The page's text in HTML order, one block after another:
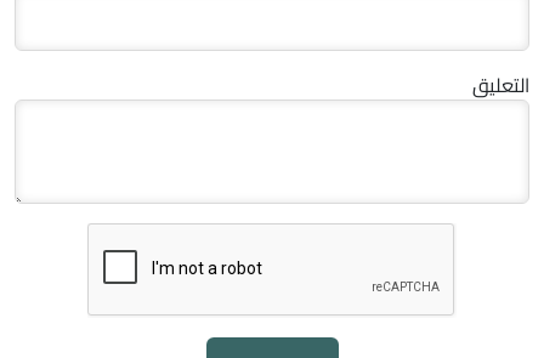
التعليق